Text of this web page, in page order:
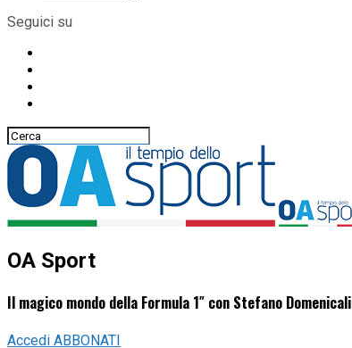
Seguici su
OA Sport
Il magico mondo della Formula 1″ con Stefano Domenicali
Accedi ABBONATI